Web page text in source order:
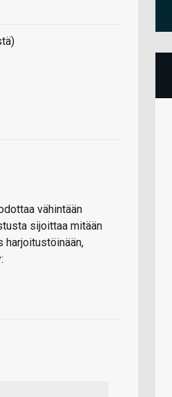
vähintään
sijoittaa mitään
harjoitustöinään,